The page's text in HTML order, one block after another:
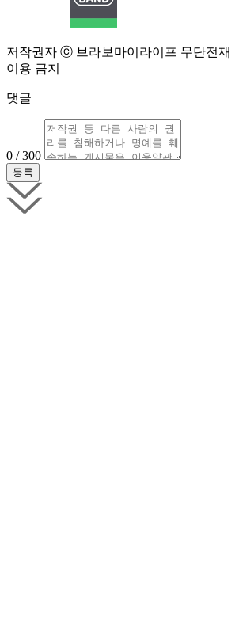
저작권자 ⓒ 브라보마이라이프 무단전재
이용 금지
댓글
0 / 300